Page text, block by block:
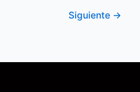
Siguiente →